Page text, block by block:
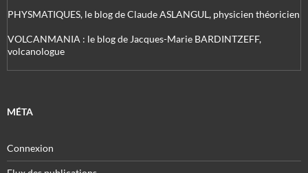
PHYSMATIQUES, le blog de Claude ASLANGUL, physicien théoricien
VOLCANMANIA : le blog de Jacques-Marie BARDINTZEFF,
volcanologue
MÉTA
Connexion